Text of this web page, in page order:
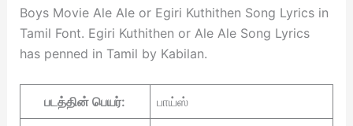
Boys Movie Ale Ale or Egiri Kuthithen Song Lyrics in
Tamil Font. Egiri Kuthithen or Ale Ale Song Lyrics
has penned in Tamil by Kabilan.
படத்தின் பெயர்: பாய்ஸ்